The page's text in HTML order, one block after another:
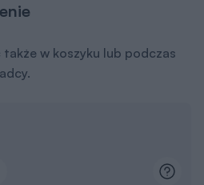
w koszyku lub podczas